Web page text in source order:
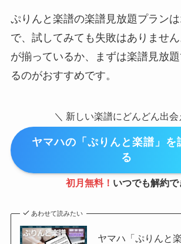
ぷりんと楽譜の楽譜見放題プラン
で、試してみても失敗はありませ
が揃っているか、まずは楽譜見放
るのがおすすめです。
＼ 新しい楽譜にどんどん出会
ヤマハの「ぷりんと楽譜」を
る
初月無料！ いつでも解約で
あわせて読みたい
ヤマハ「ぷりんと